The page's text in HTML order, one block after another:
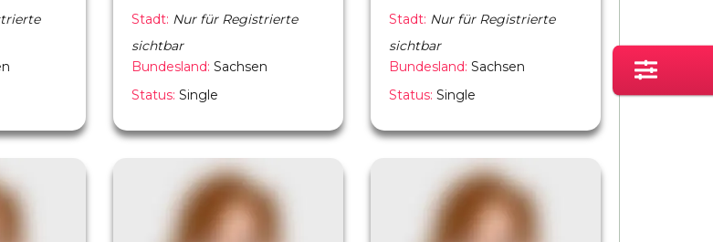
Stadt: Nur für Registrierte
sichtbar
Bundesland: Sachsen
Status: Single
Stadt: Nur für Registrierte
sichtbar
Bundesland: Sachsen
Status: Single